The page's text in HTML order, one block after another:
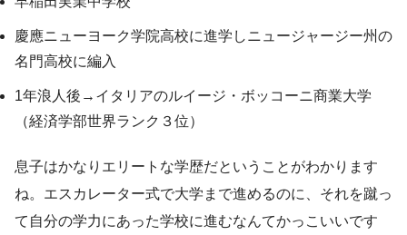
慶應ニューヨーク学院高校に進学しニュージャージー州の
名門高校に編入
1年浪人後→イタリアのルイージ・ボッコーニ商業大学
（経済学部世界ランク３位）
息子はかなりエリートな学歴だということがわかります
ね。エスカレーター式で大学まで進めるのに、それを蹴っ
て自分の学力にあった学校に進むなんてかっこいいです